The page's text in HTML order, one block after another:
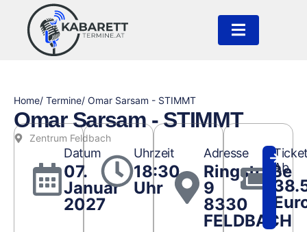
Home/ Termine/ Omar Sarsam - STIMMT
Omar Sarsam - STIMMT
Zentrum Feldbach
Datum
07.
Januar
2027
Uhrzeit
18:30
Uhr
Adresse
Ringstraße
9
8330
FELDBACH
Ab